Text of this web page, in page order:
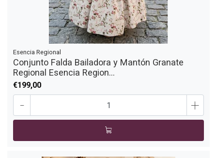
Esencia Regional
Conjunto Falda Bailadora y Mantón Granate
Regional Esencia Region...
€199,00
- +